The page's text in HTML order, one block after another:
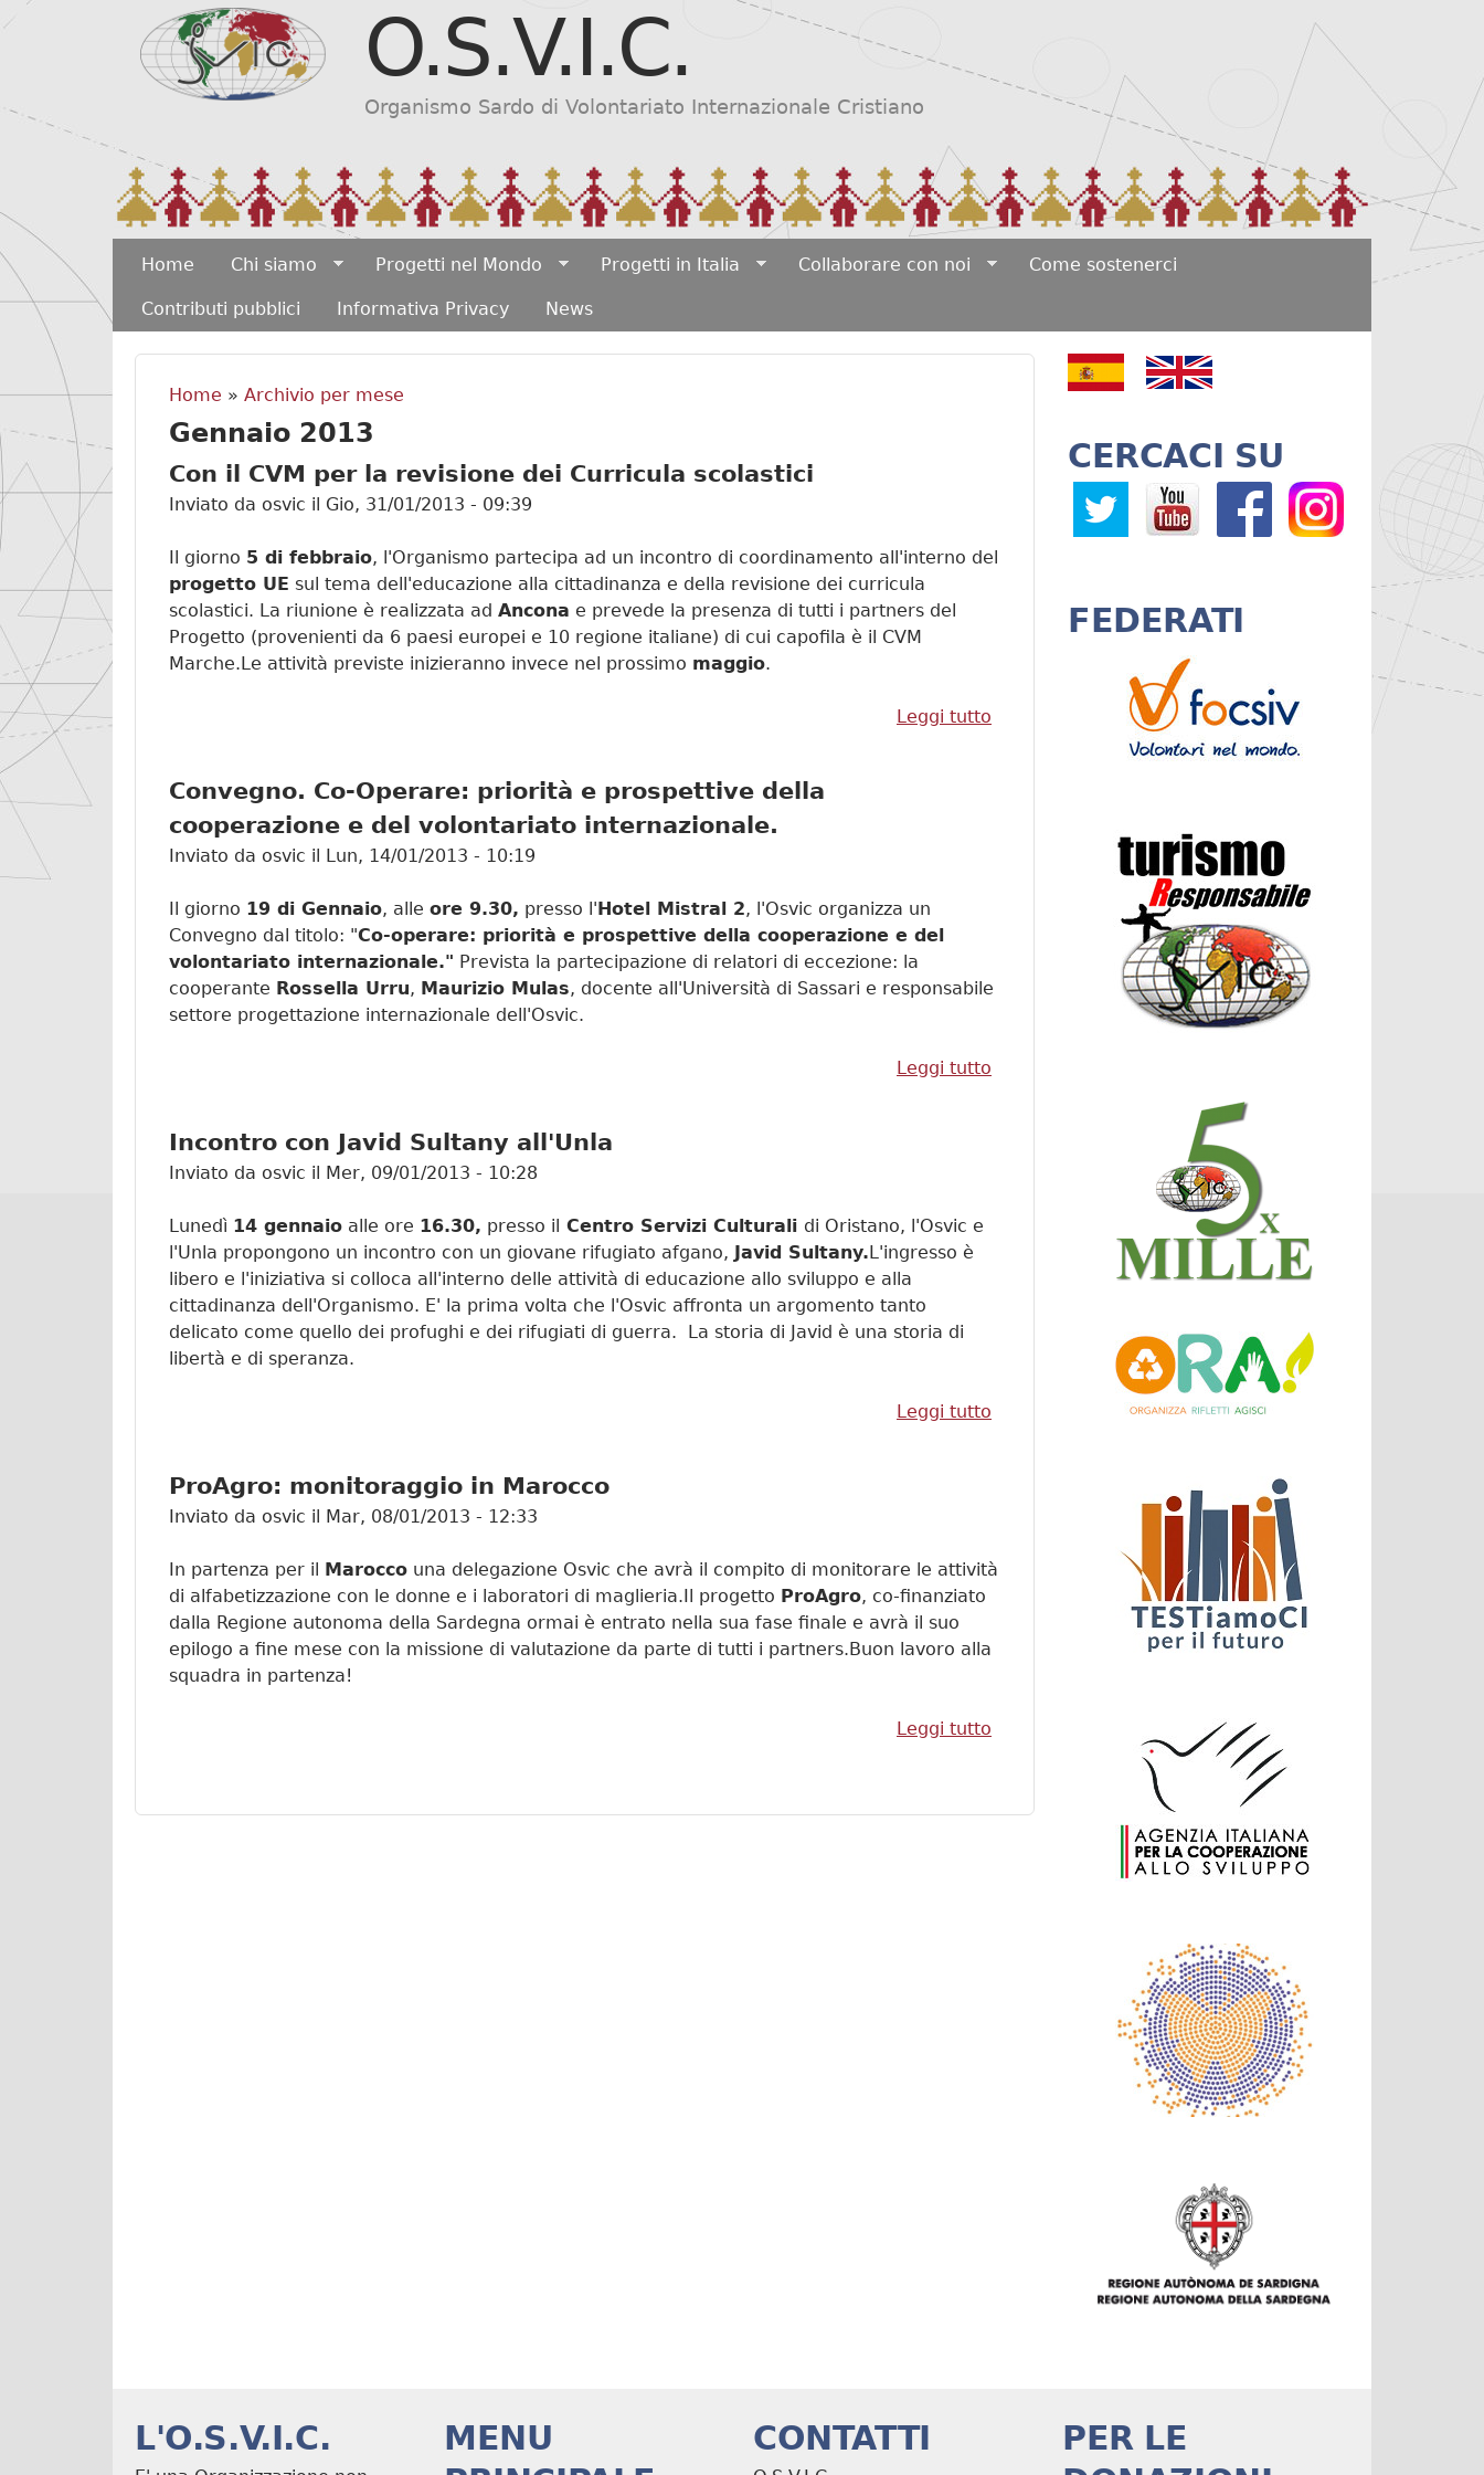
Salta al contenuto
O.S.V.I.C.
Organismo Sardo di Volontariato Internazionale Cristiano
MAIN MENU
Home Chi siamo Progetti nel Mondo Progetti in Italia Collaborare con noi Come sostenerci
Contributi pubblici Informativa Privacy News
Tu sei qui
Home » Archivio per mese
Gennaio 2013
Con il CVM per la revisione dei Curricula scolastici
Inviato da osvic il Gio, 31/01/2013 - 09:39
Il giorno 5 di febbraio, l'Organismo partecipa ad un incontro di coordinamento all'interno del
progetto UE sul tema dell'educazione alla cittadinanza e della revisione dei curricula
scolastici. La riunione è realizzata ad Ancona e prevede la presenza di tutti i partners del
Progetto (provenienti da 6 paesi europei e 10 regione italiane) di cui capofila è il CVM
Marche.Le attività previste inizieranno invece nel prossimo maggio.
Leggi tutto su Con il CVM per la revisione dei Curricula scolastici
Convegno. Co-Operare: priorità e prospettive della
cooperazione e del volontariato internazionale.
Inviato da osvic il Lun, 14/01/2013 - 10:19
Il giorno 19 di Gennaio, alle ore 9.30, presso l'Hotel Mistral 2, l'Osvic organizza un
Convegno dal titolo: "Co-operare: priorità e prospettive della cooperazione e del
volontariato internazionale." Prevista la partecipazione di relatori di eccezione: la
cooperante Rossella Urru, Maurizio Mulas, docente all'Università di Sassari e responsabile
settore progettazione internazionale dell'Osvic.
Leggi tutto
Incontro con Javid Sultany all'Unla
Inviato da osvic il Mer, 09/01/2013 - 10:28
Lunedì 14 gennaio alle ore 16.30, presso il Centro Servizi Culturali di Oristano, l'Osvic e
l'Unla propongono un incontro con un giovane rifugiato afgano, Javid Sultany.L'ingresso è
libero e l'iniziativa si colloca all'interno delle attività di educazione allo sviluppo e alla
cittadinanza dell'Organismo. E' la prima volta che l'Osvic affronta un argomento tanto
delicato come quello dei profughi e dei rifugiati di guerra. La storia di Javid è una storia di
libertà e di speranza.
Leggi tutto su Incontro con Javid Sultany all'Unla
ProAgro: monitoraggio in Marocco
Inviato da osvic il Mar, 08/01/2013 - 12:33
In partenza per il Marocco una delegazione Osvic che avrà il compito di monitorare le attività
di alfabetizzazione con le donne e i laboratori di maglieria.Il progetto ProAgro, co-finanziato
dalla Regione autonoma della Sardegna ormai è entrato nella sua fase finale e avrà il suo
epilogo a fine mese con la missione di valutazione da parte di tutti i partners.Buon lavoro alla
squadra in partenza!
Leggi tutto su ProAgro: monitoraggio in Marocco
CERCACI SU
FEDERATI
L'O.S.V.I.C.
MENU
CONTATTI
PER LE